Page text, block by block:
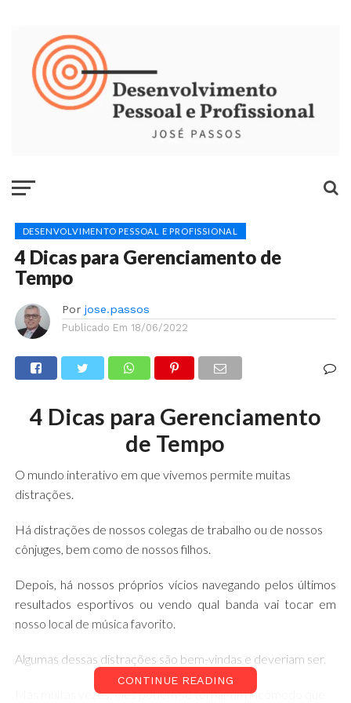
DESENVOLVIMENTO PESSOAL E PROFISSIONAL
4 Dicas para Gerenciamento de
Tempo
Por jose.passos
Publicado Em 18/06/2022
4 Dicas para Gerenciamento
de Tempo
O mundo interativo em que vivemos permite muitas
distrações.
Há distrações de nossos colegas de trabalho ou de nossos
cônjuges, bem como de nossos filhos.
Depois, há nossos próprios vícios navegando pelos últimos
resultados esportivos ou vendo qual banda vai tocar em
nosso local de música favorito.
Algumas dessas distrações são bem-vindas e deveriam ser.
Mas muitas vezes, eles podem se tornar um incômodo que
CONTINUE READING